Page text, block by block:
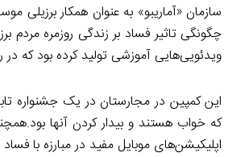
سازمان «آماریبو» به عنوان همکار
چگونگی تاثیر فساد بر زندگی روزمره مردم
ویدئویی‌هایی آموزشی تولید کرده بود که
این کمپین در مجارستان در یک جشنواره
که خواب هستند و بیدار کردن آنها
اپلیکیشن‌های موبایل مفید در مبارزه با